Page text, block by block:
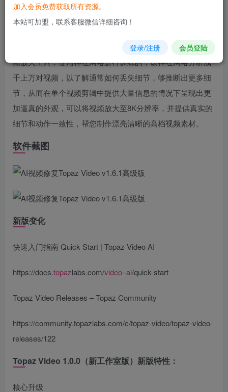
软件介绍
Topaz Video Enhance AI是一款运用了AI人工智能技术的视
频放大工具，使用神经网络进行训练的，该神经网络分析成
千上万对视频，以了解通常如何丢失细节，够推断出更多细
节，从而在单个视频剪辑中提供大量信息的情况下呈现出更
加逼真的外观，可以将视频放大至8K分辨率，并提供真实的
细节和动作一致性，帮您制作漂亮清晰的高档视频素材。
软件截图
新版变化
快速入门指南 Quick Start | Topaz Video AI
https://docs.topazlabs.com/video–ai/quick-start
Topaz Video Releases – Topaz Community
https://community.topazlabs.com/c/topaz-video/topaz-video-
releases/122
Topaz Video 1.0.0（新工作室版）新版特性：
核心升级
加入会员免费获取所有资源。
本站可加盟，联系客服微信详细咨询！
登录/注册 会员登陆